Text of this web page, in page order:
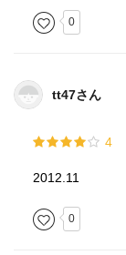
ｐ433 伝承
陣を張った八
イパスができ
が削られてし
伝承はますま
史は地名や伝
0
tt47さん
4
2012.11
0